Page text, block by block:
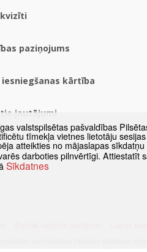
paziņojums
kārtība
jautājumi
valstspilsētas pašvaldības
tīmekļa vietnes lietotāju
atteikties no mājaslapas
darboties pilnvērtīgi. Attiestatīt
Sīkdatnes